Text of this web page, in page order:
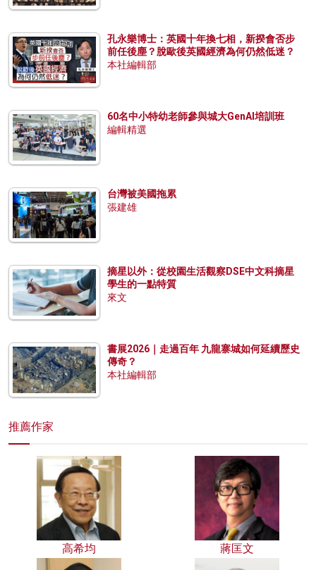
孔永樂博士：英國十年換七相，新揆會否步
前任後塵？脫歐後英國經濟為何仍然低迷？
本社編輯部
60名中小特幼老師參與城大GenAI培訓班
編輯精選
台灣被美國拖累
張建雄
摘星以外：從校園生活觀察DSE中文科摘星
學生的一點特質
來文
書展2026｜走過百年 九龍寨城如何延續歷史
傳奇？
本社編輯部
推薦作家
高希均 蔣匡文